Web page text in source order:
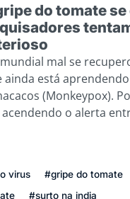
do tomate se
mal se
ainda está
(Monkeypox).
o alerta
virus
#gripe do tomate
#surto na india